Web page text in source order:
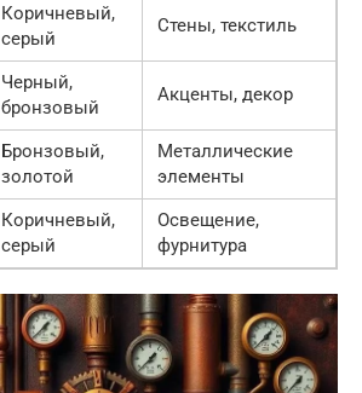
Коричневый,
серый
Стены, текстиль
Черный,
бронзовый
Акценты, декор
Бронзовый,
золотой
Металлические
элементы
Коричневый,
серый
Освещение,
фурнитура